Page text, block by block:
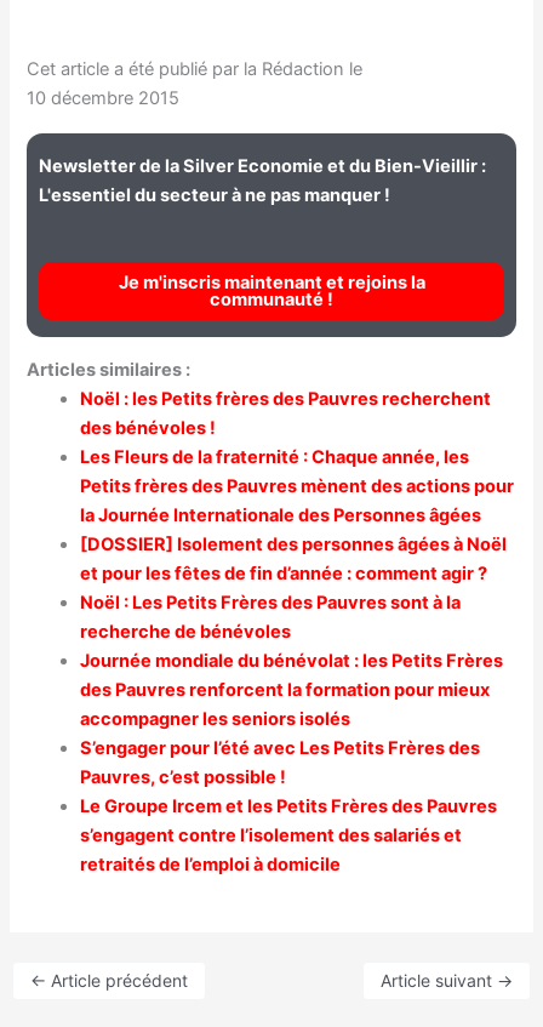
Cet article a été publié par la Rédaction le
10 décembre 2015
Newsletter de la Silver Economie et du Bien-Vieillir :
L'essentiel du secteur à ne pas manquer !
Je m'inscris maintenant et rejoins la
communauté !
Articles similaires :
Noël : les Petits frères des Pauvres recherchent
des bénévoles !
Les Fleurs de la fraternité : Chaque année, les
Petits frères des Pauvres mènent des actions pour
la Journée Internationale des Personnes âgées
[DOSSIER] Isolement des personnes âgées à Noël
et pour les fêtes de fin d’année : comment agir ?
Noël : Les Petits Frères des Pauvres sont à la
recherche de bénévoles
Journée mondiale du bénévolat : les Petits Frères
des Pauvres renforcent la formation pour mieux
accompagner les seniors isolés
S’engager pour l’été avec Les Petits Frères des
Pauvres, c’est possible !
Le Groupe Ircem et les Petits Frères des Pauvres
s’engagent contre l’isolement des salariés et
retraités de l’emploi à domicile
← Article précédent Article suivant →